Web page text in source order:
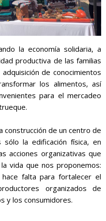
la economía solidaria, a
productiva de las familias
de conocimientos
los alimentos, así
para el mercadeo
construcción de un centro de
sólo la edificación física, en
acciones organizativas que
vida que nos proponemos:
falta para fortalecer el
organizados de
y los consumidores.